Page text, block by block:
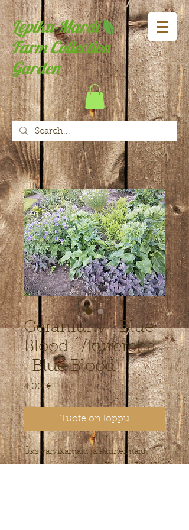
Lepiku-Mardi
Farm Collection
Garden
Geranium ´ Blue
Blood ´/kurereha
´Blue Blood ´
4,00 €Hinta
Tuote on loppu
Üks värvikamaid ja kauneimaid
sorte siniseõielistest. Kõrgus 30-40